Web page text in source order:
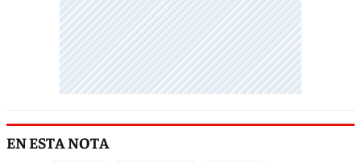
EN ESTA NOTA